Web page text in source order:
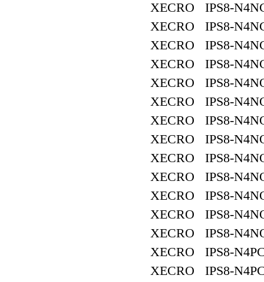
XECRO IPS8-
XECRO IPS8-
XECRO IPS8-
XECRO IPS8-
XECRO IPS8-
XECRO IPS8-
XECRO IPS8-
XECRO IPS8-
XECRO IPS8-
XECRO IPS8-
XECRO IPS8-
XECRO IPS8-
XECRO IPS8-
XECRO IPS8-
XECRO IPS8-